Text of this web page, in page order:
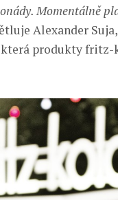
Momentálně
Alexander
produkty fritz-